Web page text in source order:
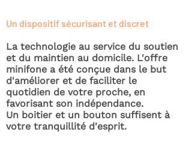
Un dispositif sécurisant et discret
La technologie au service du soutien
et du maintien au domicile. L'offre
minifone a été conçue dans le but
d'améliorer et de faciliter le
quotidien de votre proche, en
favorisant son indépendance.
Un boitier et un bouton suffisent à
votre tranquillité d'esprit.